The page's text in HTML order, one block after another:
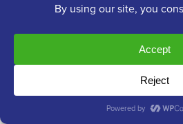
de diseño enfocados en la
de una tienda en línea de